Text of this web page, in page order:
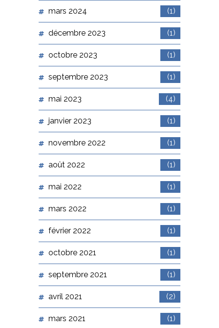
mars 2024 (1)
décembre 2023 (1)
octobre 2023 (1)
septembre 2023 (1)
mai 2023 (4)
janvier 2023 (1)
novembre 2022 (1)
août 2022 (1)
mai 2022 (1)
mars 2022 (1)
février 2022 (1)
octobre 2021 (1)
septembre 2021 (1)
avril 2021 (2)
mars 2021 (1)